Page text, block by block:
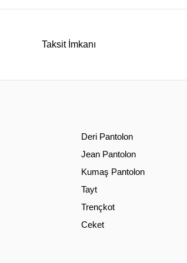
Taksit İmkanı
Deri Pantolon
Jean Pantolon
Kumaş Pantolon
Tayt
Trençkot
Ceket